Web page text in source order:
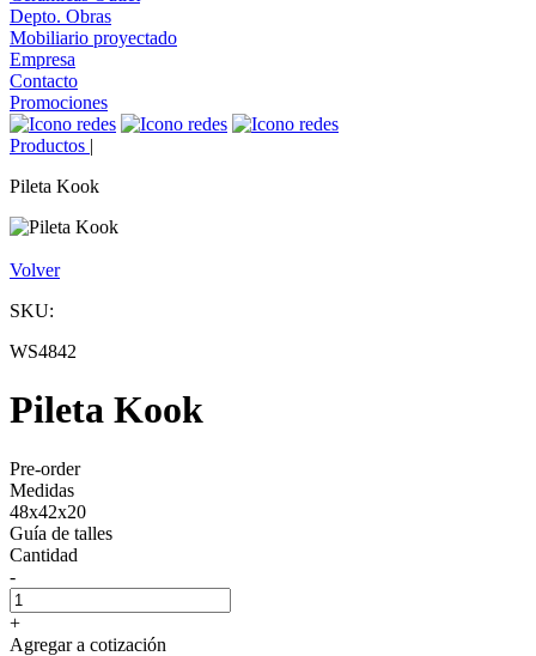
Depto. Obras
Mobiliario proyectado
Empresa
Contacto
Promociones
Productos |
Pileta Kook
Volver
SKU:
WS4842
Pileta Kook
Pre-order
Medidas
48x42x20
Guía de talles
Cantidad
-
+
Agregar a cotización